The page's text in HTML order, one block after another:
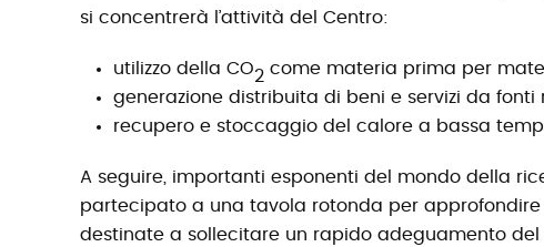
si concentrerà l’attività del Centro:
utilizzo della CO2 come materia prima per
generazione distribuita di beni e servizi da fonti
recupero e stoccaggio del calore a bassa
A seguire, importanti esponenti del mondo della
partecipato a una tavola rotonda per
destinate a sollecitare un rapido adeguamento